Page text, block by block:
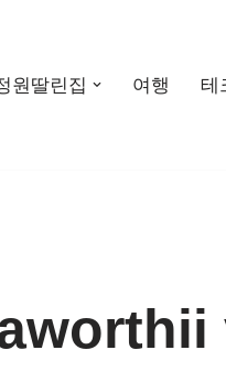
원딸린집 여행 테